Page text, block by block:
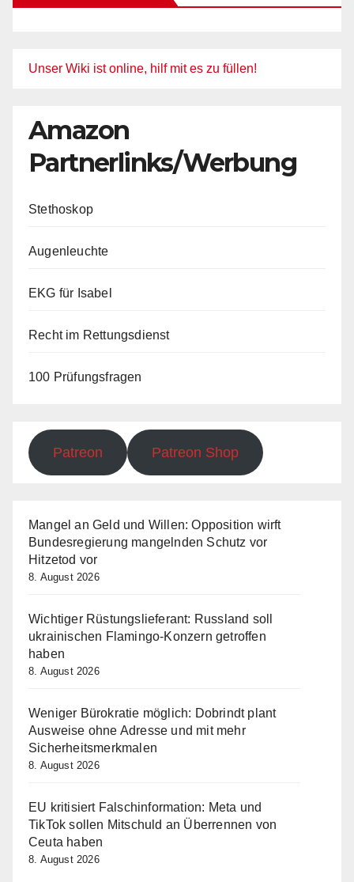
Unser Wiki ist online, hilf mit es zu füllen!
Amazon
Partnerlinks/Werbung
Stethoskop
Augenleuchte
EKG für Isabel
Recht im Rettungsdienst
100 Prüfungsfragen
Patreon Patreon Shop
Mangel an Geld und Willen: Opposition wirft
Bundesregierung mangelnden Schutz vor
Hitzetod vor
8. August 2026
Wichtiger Rüstungslieferant: Russland soll
ukrainischen Flamingo-Konzern getroffen
haben
8. August 2026
Weniger Bürokratie möglich: Dobrindt plant
Ausweise ohne Adresse und mit mehr
Sicherheitsmerkmalen
8. August 2026
EU kritisiert Falschinformation: Meta und
TikTok sollen Mitschuld an Überrennen von
Ceuta haben
8. August 2026